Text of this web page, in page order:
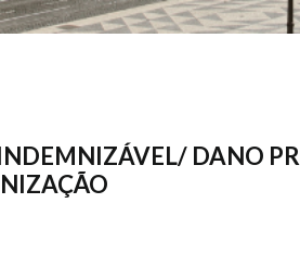
DANO